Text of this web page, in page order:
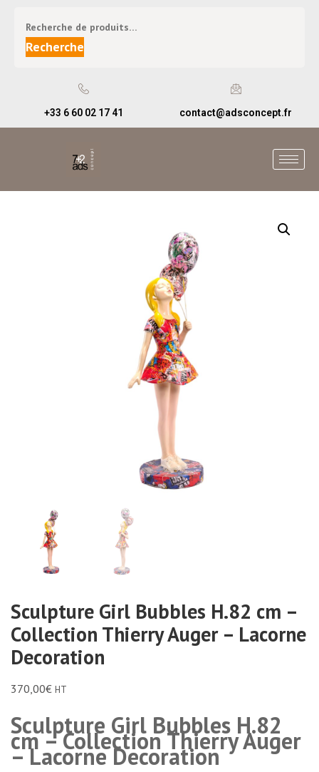
Recherche
+33 6 60 02 17 41 contact@adsconcept.fr
Sculpture Girl Bubbles H.82 cm –
Collection Thierry Auger – Lacorne
Decoration
370,00€ HT
Sculpture Girl Bubbles H.82
cm – Collection Thierry Auger
– Lacorne Decoration